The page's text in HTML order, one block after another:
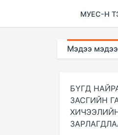
МУЕС-Н
Мэдээ
БҮГД
ЗАСГИЙН